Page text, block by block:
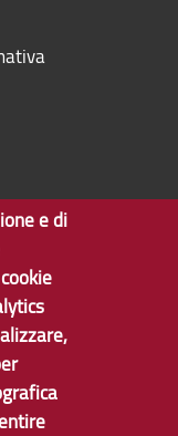
| CF:
e Accessibilità
e di